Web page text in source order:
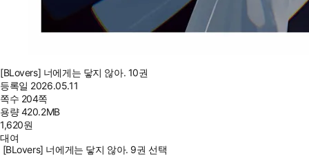
[BLovers] 너에게는 닿지 않아. 10권
등록일 2026.05.11
쪽수 204쪽
용량420.2MB
1,620원
대여
[BLovers] 너에게는 닿지 않아. 9권 선택